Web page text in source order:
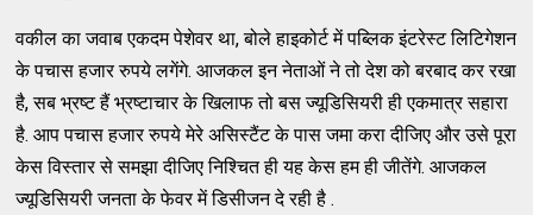
वकील का जवाब एकदम पेशेवर था, बोले हाइकोर्ट में पब्लिक इंटरेस्ट लिटिगेशन
के पचास हजार रुपये लगेंगे. आजकल इन नेताओं ने तो देश को बरबाद कर रखा
है, सब भ्रष्ट हैं भ्रष्टाचार के खिलाफ तो बस ज्यूडिसियरी ही एकमात्र सहारा
है. आप पचास हजार रुपये मेरे असिस्टैंट के पास जमा करा दीजिए और उसे पूरा
केस विस्तार से समझा दीजिए निश्चित ही यह केस हम ही जीतेंगे. आजकल
ज्यूडिसियरी जनता के फेवर में डिसीजन दे रही है .